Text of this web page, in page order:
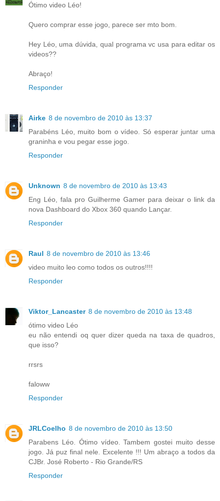
Ótimo video Léo!
Quero comprar esse jogo, parece ser mto bom.
Hey Léo, uma dúvida, qual programa vc usa para editar os
videos??
Abraço!
Responder
Airke 8 de novembro de 2010 às 13:37
Parabéns Léo, muito bom o vídeo. Só esperar juntar uma
graninha e vou pegar esse jogo.
Responder
Unknown 8 de novembro de 2010 às 13:43
Eng Léo, fala pro Guilherme Gamer para deixar o link da
nova Dashboard do Xbox 360 quando Lançar.
Responder
Raul 8 de novembro de 2010 às 13:46
video muito leo como todos os outros!!!!
Responder
Viktor_Lancaster 8 de novembro de 2010 às 13:48
ótimo video Léo
eu não entendi oq quer dizer queda na taxa de quadros,
que isso?
rrsrs
faloww
Responder
JRLCoelho 8 de novembro de 2010 às 13:50
Parabens Léo. Ótimo vídeo. Tambem gostei muito desse
jogo. Já puz final nele. Excelente !!! Um abraço a todos da
CJBr. José Roberto - Rio Grande/RS
Responder